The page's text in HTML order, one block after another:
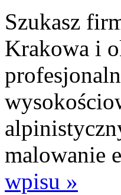
Szukasz
Krakowa i
malowanie
wpisu »